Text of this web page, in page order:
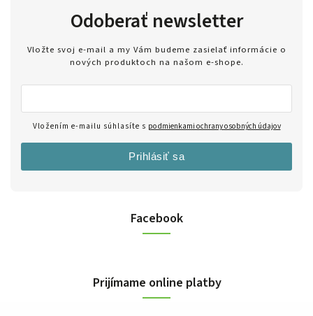
Facebook
Prijímame online platby
Odoberať newsletter
Vložte svoj e-mail a my Vám budeme zasielať informácie o
nových produktoch na našom e-shope.
Vložením e-mailu súhlasíte s podmienkami ochrany osobných údajov
Prihlásiť sa